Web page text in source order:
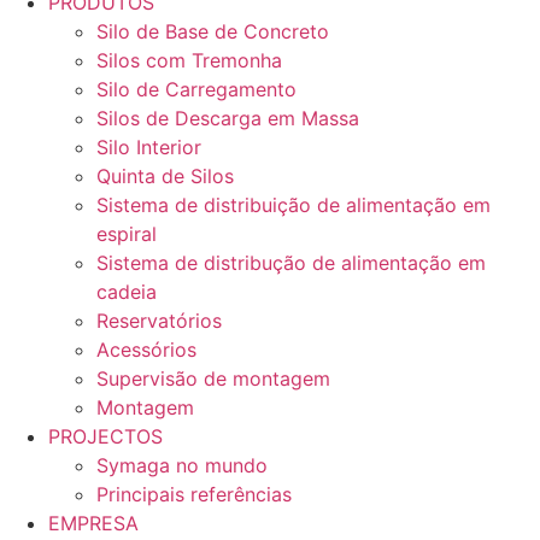
Silo de Base de Concreto
Silos com Tremonha
Silo de Carregamento
Silos de Descarga em Massa
Silo Interior
Quinta de Silos
Sistema de distribuição de alimentação em
espiral
Sistema de distribução de alimentação em
cadeia
Reservatórios
Acessórios
Supervisão de montagem
Montagem
PROJECTOS
Symaga no mundo
Principais referências
EMPRESA